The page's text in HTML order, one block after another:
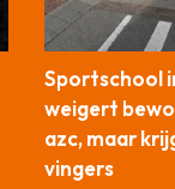
Sportschool
weigert
azc, maar
vingers